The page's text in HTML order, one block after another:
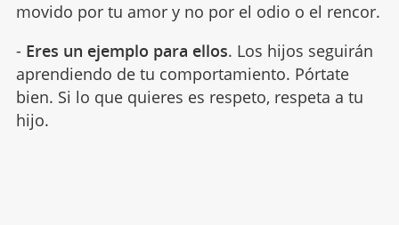
movido por tu amor y no por el odio o el rencor.
- Eres un ejemplo para ellos. Los hijos seguirán
aprendiendo de tu comportamiento. Pórtate
bien. Si lo que quieres es respeto, respeta a tu
hijo.